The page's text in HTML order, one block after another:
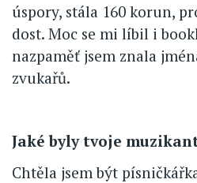
úspory, stála 160 korun,
dost. Moc se mi líbil i
nazpaměť jsem znala
zvukařů.
Jaké byly tvoje
Chtěla jsem být